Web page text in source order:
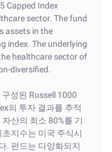
Capped Index
sector. The fund
assets in the
index. The underlying
healthcare sector of
diversified.
성된 Russell 1000
의 투자 결과를 추적
산의 최소 80%를 기
지수는 미국 주식시
. 펀드는 다양화되지